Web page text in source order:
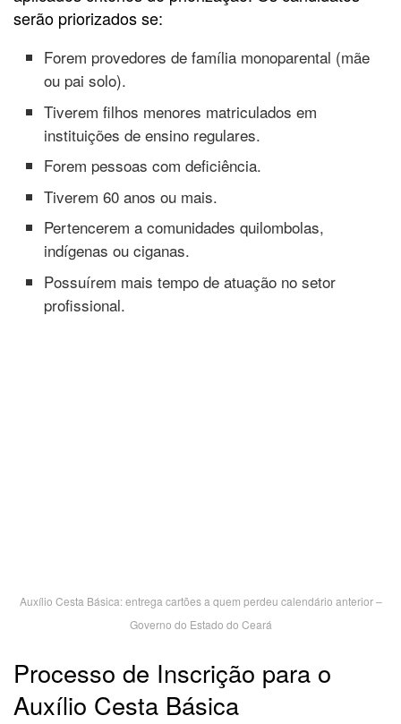
serão priorizados se:
Forem provedores de família monoparental (mãe
ou pai solo).
Tiverem filhos menores matriculados em
instituições de ensino regulares.
Forem pessoas com deficiência.
Tiverem 60 anos ou mais.
Pertencerem a comunidades quilombolas,
indígenas ou ciganas.
Possuírem mais tempo de atuação no setor
profissional.
Auxílio Cesta Básica: entrega cartões a quem perdeu calendário anterior –
Governo do Estado do Ceará
Processo de Inscrição para o
Auxílio Cesta Básica